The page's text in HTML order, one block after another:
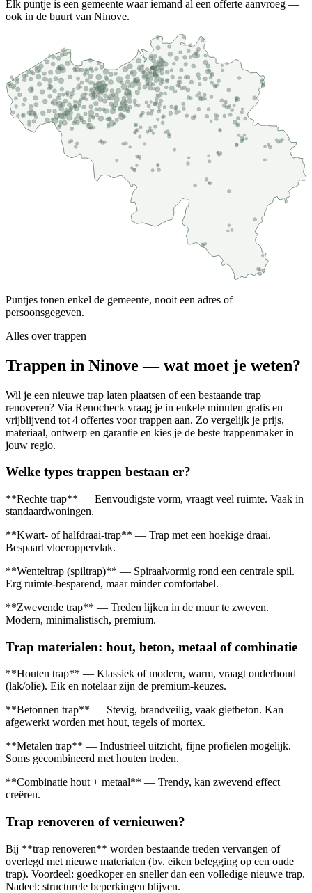
Elk puntje is een gemeente waar iemand al een offerte aanvroeg —
ook in de buurt van Ninove.
Puntjes tonen enkel de gemeente, nooit een adres of
persoonsgegeven.
Alles overtrappen
Trappen in Ninove — wat moet je weten?
Wil je een nieuwe trap laten plaatsen of een bestaande trap
renoveren? Via Renocheck vraag je in enkele minuten gratis en
vrijblijvend tot 4 offertes voor trappen aan. Zo vergelijk je prijs,
materiaal, ontwerp en garantie en kies je de beste trappenmaker in
jouw regio.
Welke types trappen bestaan er?
**Rechte trap** — Eenvoudigste vorm, vraagt veel ruimte. Vaak in
standaardwoningen.
**Kwart- of halfdraai-trap** — Trap met een hoekige draai.
Bespaart vloeroppervlak.
**Wenteltrap (spiltrap)** — Spiraalvormig rond een centrale spil.
Erg ruimte-besparend, maar minder comfortabel.
**Zwevende trap** — Treden lijken in de muur te zweven.
Modern, minimalistisch, premium.
Trap materialen: hout, beton, metaal of combinatie
**Houten trap** — Klassiek of modern, warm, vraagt onderhoud
(lak/olie). Eik en notelaar zijn de premium-keuzes.
**Betonnen trap** — Stevig, brandveilig, vaak gietbeton. Kan
afgewerkt worden met hout, tegels of mortex.
**Metalen trap** — Industrieel uitzicht, fijne profielen mogelijk.
Soms gecombineerd met houten treden.
**Combinatie hout + metaal** — Trendy, kan zwevend effect
creëren.
Trap renoveren of vernieuwen?
Bij **trap renoveren** worden bestaande treden vervangen of
overlegd met nieuwe materialen (bv. eiken belegging op een oude
trap). Voordeel: goedkoper en sneller dan een volledige nieuwe trap.
Nadeel: structurele beperkingen blijven.